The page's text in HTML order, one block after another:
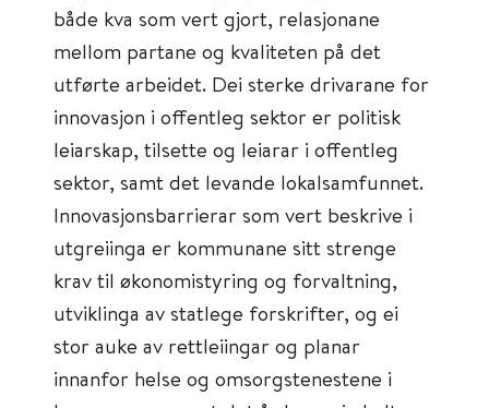
både kva som vert gjort, relasjonane
mellom partane og kvaliteten på det
utførte arbeidet. Dei sterke drivarane for
innovasjon i offentleg sektor er politisk
leiarskap, tilsette og leiarar i offentleg
sektor, samt det levande lokalsamfunnet.
Innovasjonsbarrierar som vert beskrive i
utgreiinga er kommunane sitt strenge
krav til økonomistyring og forvaltning,
utviklinga av statlege forskrifter, og ei
stor auke av rettleiingar og planar
innanfor helse og omsorgstenestene i